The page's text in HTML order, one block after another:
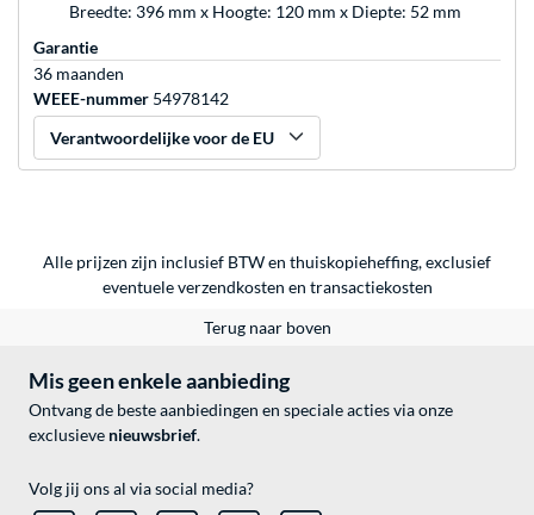
Breedte: 396 mm x Hoogte: 120 mm x Diepte: 52 mm
Garantie
36 maanden
WEEE-nummer 54978142
Verantwoordelijke voor de EU
Alle prijzen zijn inclusief BTW en thuiskopieheffing, exclusief
eventueleverzendkosten en transactiekosten
Terug naar boven
Mis geen enkele aanbieding
Ontvang de beste aanbiedingen en speciale acties via onze
exclusieve nieuwsbrief.
Volg jij ons al via social media?